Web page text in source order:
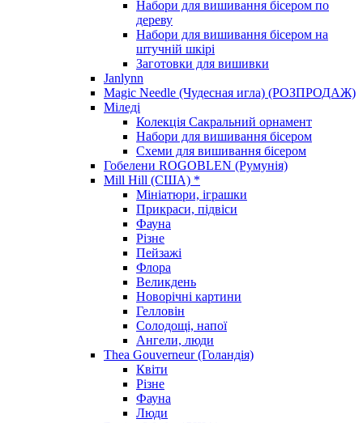
Набори для вишивання бісером по
дереву
Набори для вишивання бісером на
штучній шкірі
Заготовки для вишивки
Janlynn
Magic Needle (Чудесная игла) (РОЗПРОДАЖ)
Міледі
Колекція Сакральний орнамент
Набори для вишивання бісером
Схеми для вишивання бісером
Гобелени ROGOBLEN (Румунія)
Mill Hill (США) *
Мініатюри, іграшки
Прикраси, підвіси
Фауна
Різне
Пейзажі
Флора
Великдень
Новорічні картини
Гелловін
Солодощі, напої
Ангели, люди
Thea Gouverneur (Голандія)
Квіти
Різне
Фауна
Люди